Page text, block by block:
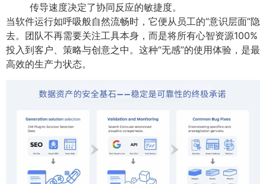
传导速度决定了协同反应的敏捷度。
当软件运行如呼吸般自然流畅时，它便从员工的“意识层面”隐
去。团队不再需要关注工具本身，而是将所有心智资源100%
投入到客户、策略与创意之中。这种“无感”的使用体验，是最
高效的生产力状态。